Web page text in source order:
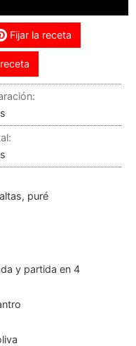
Fijar la receta
puré
y partida en 4